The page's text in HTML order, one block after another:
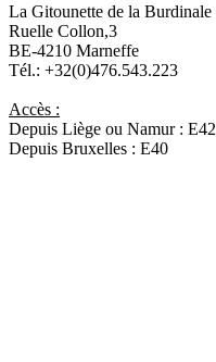
La Gitounette de la Burdinale
Ruelle Collon,3
BE-4210 Marneffe
Tél.: +32(0)476.543.223
Accès :
Depuis Liège ou Namur : E42
Depuis Bruxelles : E40